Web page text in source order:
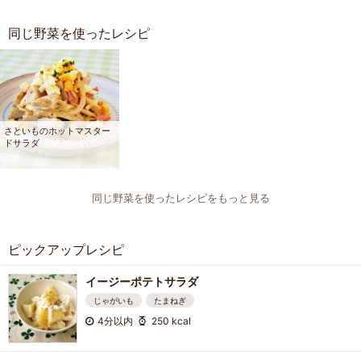
同じ野菜を使ったレシピ
さといものホットマスター
ドサラダ
同じ野菜を使ったレシピをもっと見る
ピックアップレシピ
イージーポテトサラダ
じゃがいも たまねぎ
4分以内 250 kcal